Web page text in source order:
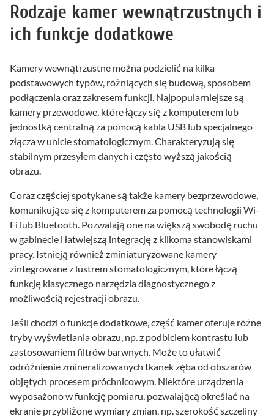
Rodzaje kamer wewnątrzustnych i
ich funkcje dodatkowe
Kamery wewnątrzustne można podzielić na kilka
podstawowych typów, różniących się budową, sposobem
podłączenia oraz zakresem funkcji. Najpopularniejsze są
kamery przewodowe, które łączy się z komputerem lub
jednostką centralną za pomocą kabla USB lub specjalnego
złącza w unicie stomatologicznym. Charakteryzują się
stabilnym przesyłem danych i często wyższą jakością
obrazu.
Coraz częściej spotykane są także kamery bezprzewodowe,
komunikujące się z komputerem za pomocą technologii Wi-
Fi lub Bluetooth. Pozwalają one na większą swobodę ruchu
w gabinecie i łatwiejszą integrację z kilkoma stanowiskami
pracy. Istnieją również zminiaturyzowane kamery
zintegrowane z lustrem stomatologicznym, które łączą
funkcję klasycznego narzędzia diagnostycznego z
możliwością rejestracji obrazu.
Jeśli chodzi o funkcje dodatkowe, część kamer oferuje różne
tryby wyświetlania obrazu, np. z podbiciem kontrastu lub
zastosowaniem filtrów barwnych. Może to ułatwić
odróżnienie zmineralizowanych tkanek zęba od obszarów
objętych procesem próchnicowym. Niektóre urządzenia
wyposażono w funkcję pomiaru, pozwalającą określać na
ekranie przybliżone wymiary zmian, np. szerokość szczeliny